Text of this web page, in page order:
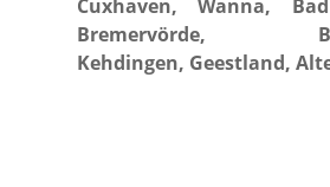
Cuxhaven, Wanna,
Bremervörde,
Kehdingen, Geestland,